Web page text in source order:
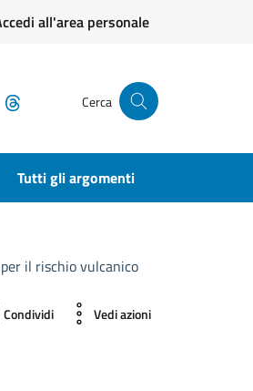
all'area personale
Cerca
Tutti gli argomenti
il rischio vulcanico
Condividi Vedi azioni